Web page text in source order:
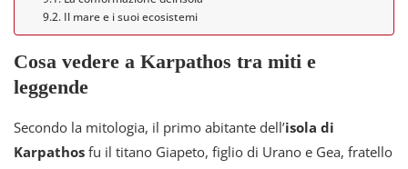
Il mare e i suoi ecosistemi
Cosa vedere a Karpathos tra miti e
leggende
Secondo la mitologia, il primo abitante dell’isola di
Karpathos fu il titano Giapeto, figlio di Urano e Gea, fratello